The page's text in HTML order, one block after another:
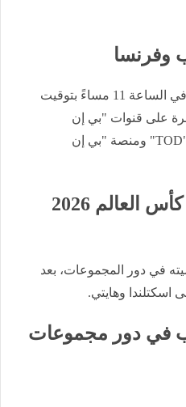
وفرنسا
وتنطلق صافرة بداية المباراة في الساعة 11 مساءً بتوقيت
على قنوات "بي إن
سبورتس"، إلى جانب تطبيق "TOD" ومنصة "بي إن
مشوار المغرب في كأس العالم 2026
في دور المجموعات، بعد
اسكتلندا وهايتي.
في دور مجموعات